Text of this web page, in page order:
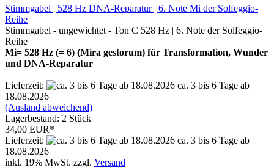
Stimmgabel | 528 Hz DNA-Reparatur | 6. Note Mi der Solfeggio-
Reihe
Stimmgabel - ungewichtet - Ton C 528 Hz | 6. Note der Solfeggio-
Reihe
Mi= 528 Hz (= 6) (Mira gestorum) für Transformation, Wunder
und DNA-Reparatur
Lieferzeit:
ca. 3 bis 6 Tage ab
18.08.2026
(Ausland abweichend)
Lagerbestand: 2 Stück
34,00 EUR*
Lieferzeit:
ca. 3 bis 6 Tage ab
18.08.2026
inkl. 19% MwSt. zzgl. Versand